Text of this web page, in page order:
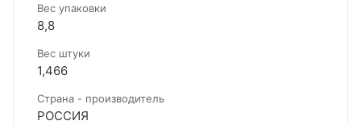
Вес упаковки
8,8
Вес штуки
1,466
Страна - производитель
РОССИЯ